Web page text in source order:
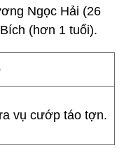
Ngọc Hải (26
(hơn 1 tuổi).
vụ cướp táo tợn.